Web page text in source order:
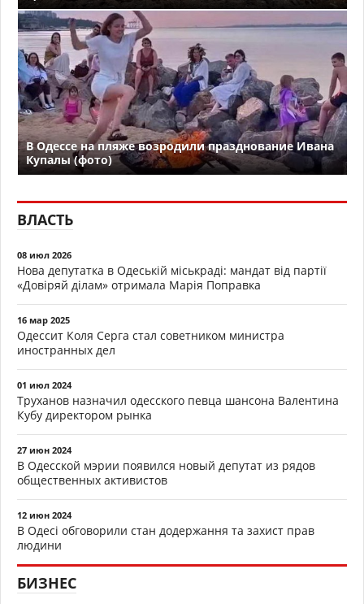
В Одессе на пляже возродили празднование Ивана
Купалы (фото)
ВЛАСТЬ
08 июл 2026
Нова депутатка в Одеській міськраді: мандат від партії
«Довіряй ділам» отримала Марія Поправка
16 мар 2025
Одессит Коля Серга стал советником министра
иностранных дел
01 июл 2024
Труханов назначил одесского певца шансона Валентина
Кубу директором рынка
27 июн 2024
В Одесской мэрии появился новый депутат из рядов
общественных активистов
12 июн 2024
В Одесі обговорили стан додержання та захист прав
людини
БИЗНЕС